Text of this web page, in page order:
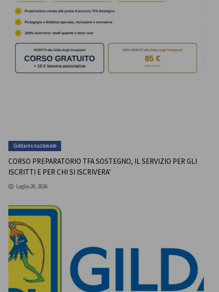
Gildains nazionale
CORSO PREPARATORIO TFA SOSTEGNO, IL SERVIZIO PER GLI
ISCRITTI E PER CHI SI ISCRIVERA’
Luglio 20, 2026